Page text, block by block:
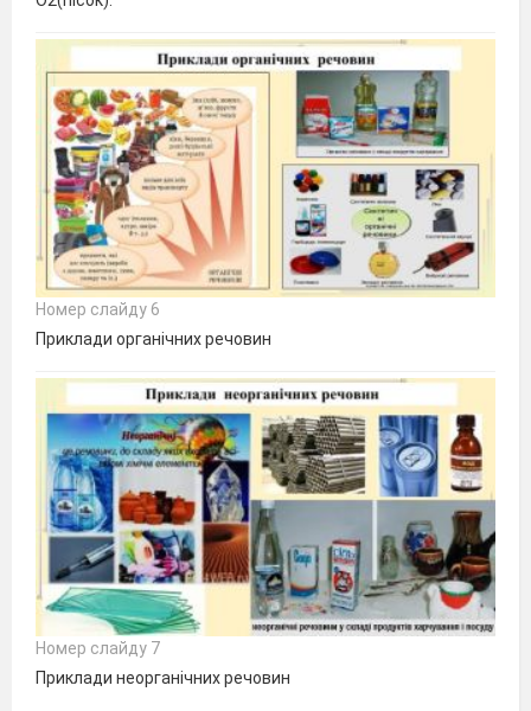
Номер слайду 6
Приклади органічних речовин
Номер слайду 7
Приклади неорганічних речовин